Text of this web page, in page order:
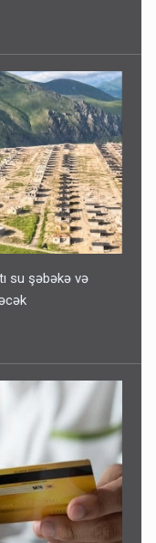
su şəbəkə və